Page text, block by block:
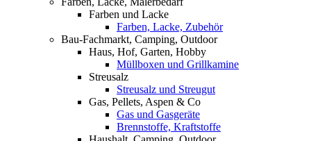
Farben und Lacke
Farben, Lacke, Zubehör
Bau-Fachmarkt, Camping, Outdoor
Haus, Hof, Garten, Hobby
Müllboxen und Grillkamine
Streusalz
Streusalz und Streugut
Gas, Pellets, Aspen & Co
Gas und Gasgeräte
Brennstoffe, Kraftstoffe